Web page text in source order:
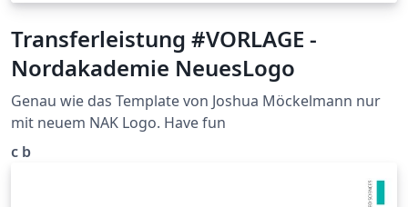
Transferleistung #VORLAGE -
Nordakademie NeuesLogo
Genau wie das Template von Joshua Möckelmann nur
mit neuem NAK Logo. Have fun
c b